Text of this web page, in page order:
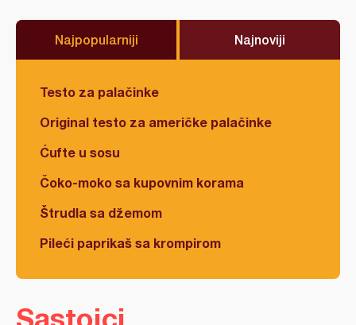
Najpopularniji Najnoviji
Testo za palačinke
Original testo za američke palačinke
Ćufte u sosu
Čoko-moko sa kupovnim korama
Štrudla sa džemom
Pileći paprikaš sa krompirom